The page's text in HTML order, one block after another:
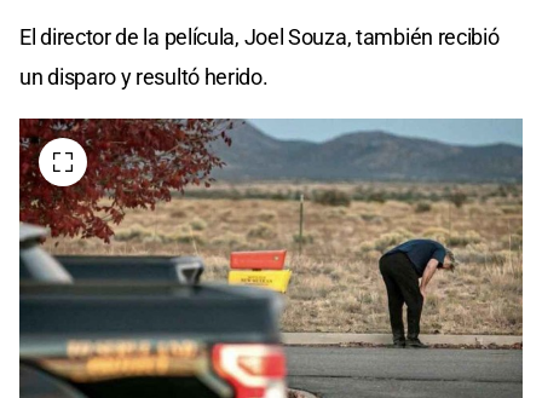
El director de la película, Joel Souza, también recibió
un disparo y resultó herido.